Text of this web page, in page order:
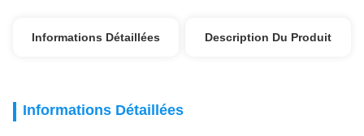
Informations Détaillées Description Du Produit
Informations Détaillées